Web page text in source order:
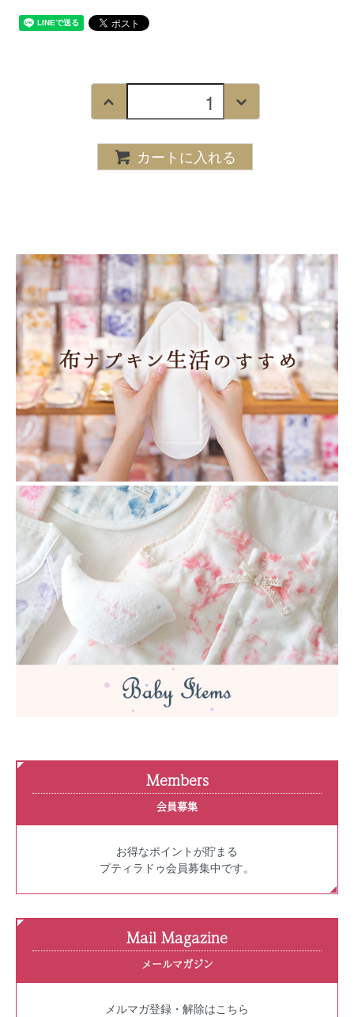
カートに入れる
Members
会員募集
お得なポイントが貯まる
プティラドゥ会員募集中です。
Mail Magazine
メールマガジン
メルマガ登録・解除はこちら